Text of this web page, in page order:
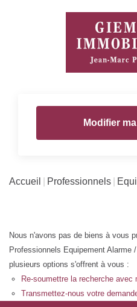
Modifier
Accueil Professionnels
Nous n'avons pas de biens à vous
Professionnels Equipement Alarme
plusieurs options s'offrent à vous :
Re-soumettre la recherche avec
Transmettez-nous votre